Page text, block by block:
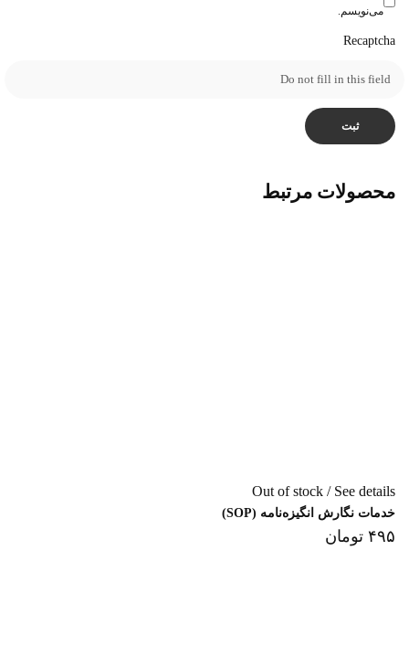
می‌نویسم.
Recaptcha
محصولات مرتبط
Out of stock / See details
خدمات نگارش انگیزه‌نامه (SOP)
۴۹۵ تومان